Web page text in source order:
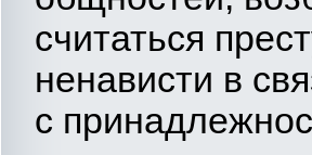
считаться
ненависти в
с